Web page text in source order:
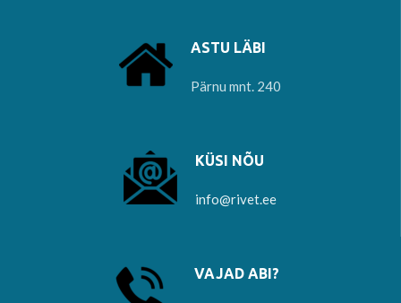
ASTU LÄBI
Pärnu mnt. 240
KÜSI NÕU
info@rivet.ee
VAJAD ABI?